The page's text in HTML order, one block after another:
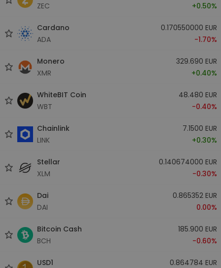
ZEC
+0.50%
Cardano
ADA
0.170550000 EUR
-1.70%
Monero
XMR
329.690 EUR
+0.40%
WhiteBIT Coin
WBT
48.480 EUR
-0.40%
Chainlink
LINK
7.1500 EUR
+0.30%
Stellar
XLM
0.140674000 EUR
-0.30%
Dai
DAI
0.865352 EUR
0.00%
Bitcoin Cash
BCH
185.900 EUR
-0.60%
USD1
0.864784 EUR